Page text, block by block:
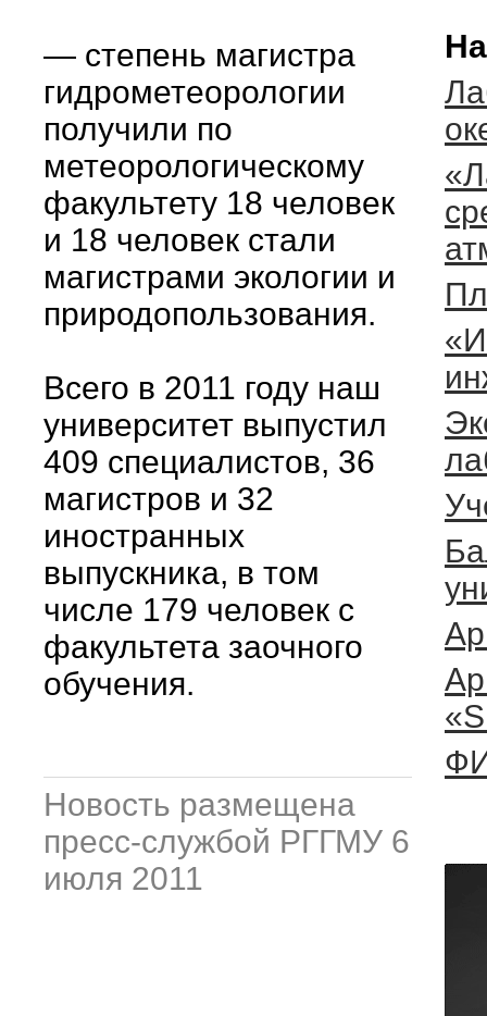
— степень магистра
гидрометеорологии
получили по
метеорологическому
факультету 18 человек
и 18 человек стали
магистрами экологии и
природопользования.
Всего в 2011 году наш
университет выпустил
409 специалистов, 36
магистров и 32
иностранных
выпускника, в том
числе 179 человек с
факультета заочного
обучения.
Новость размещена
пресс-службой РГГМУ 6
июля 2011